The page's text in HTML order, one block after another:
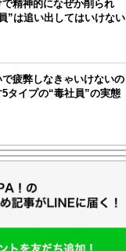
で精神的になぜか削られ
”は追い出してはいけない
で疲弊しなきゃいけないの
タイプの“毒社員”の実態